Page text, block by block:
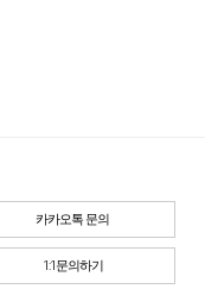
카카오톡 문의
1:1문의하기